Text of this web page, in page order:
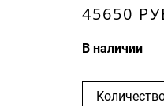
45650
В наличии